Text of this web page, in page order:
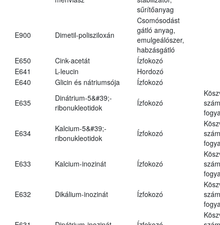
sűrítőanyag
E900 Dimetil-polisziloxán
Csomósodást
gátló anyag,
emulgeálószer,
habzásgátló
E650
Cink-acetát
Ízfokozó
E641
L-leucin
Hordozó
E640
Glicin és nátriumsója Ízfokozó
E635
Dinátrium-5&#39;-
ribonukleotidok
Ízfokozó
E634
Kalcium-5&#39;-
ribonukleotidok
Ízfokozó
E633 Kalcium-inozinát Ízfokozó
E632 Dikálium-inozinát Ízfokozó